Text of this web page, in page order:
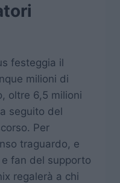
festeggia il
milioni di
oltre 6,5 milioni
seguito del
Per
traguardo, e
fan del supporto
regalerà a chi